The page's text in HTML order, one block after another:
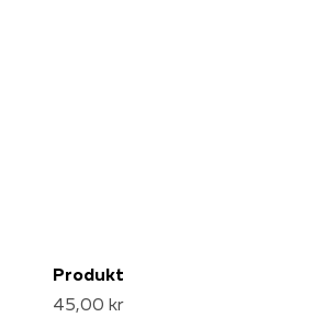
Produkt
45,00 kr